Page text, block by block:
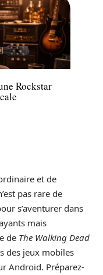
Rockstar
et de
pas rare de
s’aventurer dans
mais
de The Walking Dead
des jeux mobiles
Android. Préparez-